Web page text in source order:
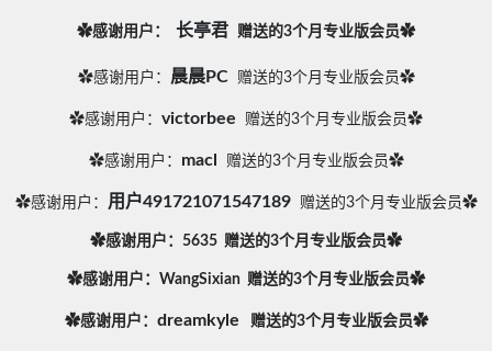
✿感谢用户： 长亭君 赠送的3个月专业版会员✿
✿感谢用户： 晨晨PC 赠送的3个月专业版会员✿
✿感谢用户： victorbee 赠送的3个月专业版会员✿
✿感谢用户： macl 赠送的3个月专业版会员✿
✿感谢用户： 用户491721071547189 赠送的3个月专业版会员✿
✿感谢用户：5635 赠送的3个月专业版会员✿
✿感谢用户：WangSixian 赠送的3个月专业版会员✿
✿感谢用户： dreamkyle 赠送的3个月专业版会员✿